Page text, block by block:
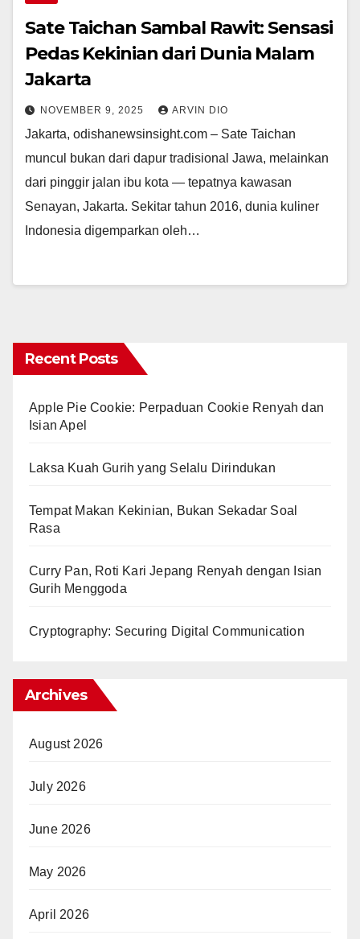
Sate Taichan Sambal Rawit: Sensasi
Pedas Kekinian dari Dunia Malam
Jakarta
NOVEMBER 9, 2025 ARVIN DIO
Jakarta, odishanewsinsight.com – Sate Taichan
muncul bukan dari dapur tradisional Jawa, melainkan
dari pinggir jalan ibu kota — tepatnya kawasan
Senayan, Jakarta. Sekitar tahun 2016, dunia kuliner
Indonesia digemparkan oleh…
Recent Posts
Apple Pie Cookie: Perpaduan Cookie Renyah dan
Isian Apel
Laksa Kuah Gurih yang Selalu Dirindukan
Tempat Makan Kekinian, Bukan Sekadar Soal
Rasa
Curry Pan, Roti Kari Jepang Renyah dengan Isian
Gurih Menggoda
Cryptography: Securing Digital Communication
Archives
August 2026
July 2026
June 2026
May 2026
April 2026